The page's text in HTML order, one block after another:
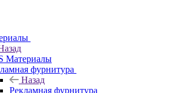
Материалы
фурнитура
Назад
Рекламная фурнитура